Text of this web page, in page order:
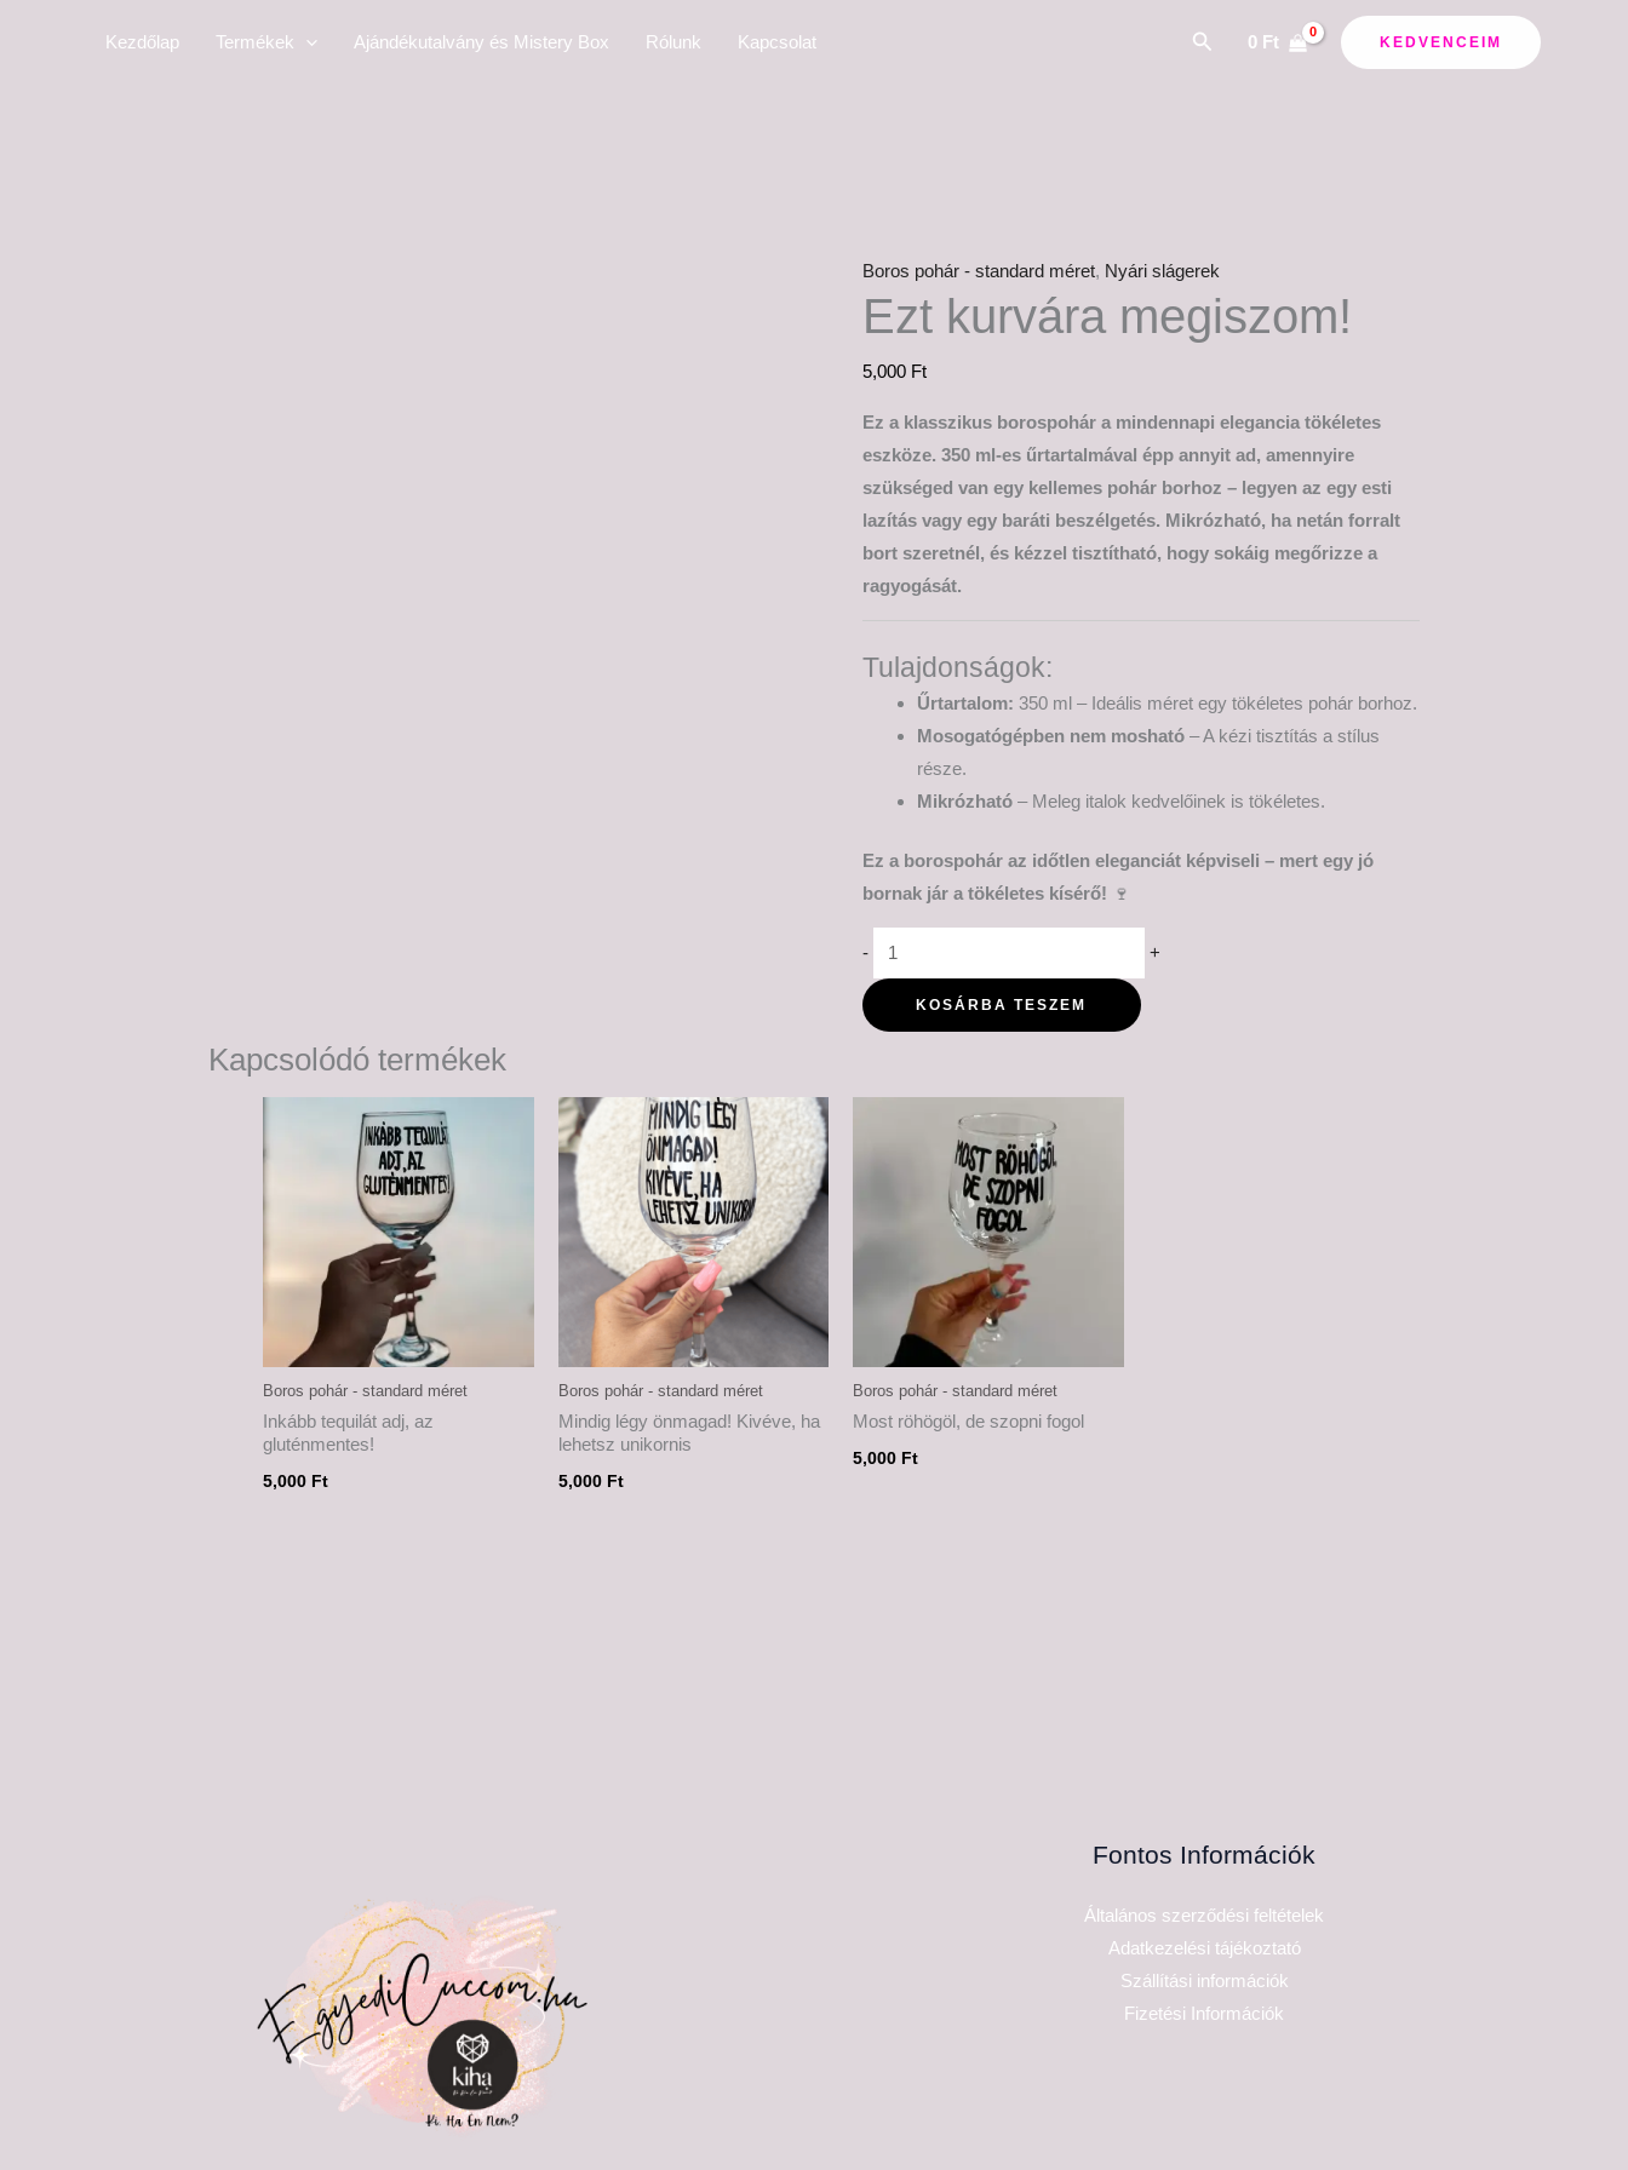
Kezdőlap Termékek Ajándékutalvány és Mistery Box Rólunk Kapcsolat Search
0 Ft KEDVENCEIM
Boros pohár - standard méret, Nyári slágerek
Ezt kurvára megiszom!
5,000 Ft
Ez a klasszikus borospohár a mindennapi elegancia tökéletes
eszköze. 350 ml-es űrtartalmával épp annyit ad, amennyire
szükséged van egy kellemes pohár borhoz – legyen az egy esti
lazítás vagy egy baráti beszélgetés. Mikrózható, ha netán forralt
bort szeretnél, és kézzel tisztítható, hogy sokáig megőrizze a
ragyogását.
Tulajdonságok:
Űrtartalom: 350 ml – Ideális méret egy tökéletes pohár borhoz.
Mosogatógépben nem mosható – A kézi tisztítás a stílus
része.
Mikrózható – Meleg italok kedvelőinek is tökéletes.
Ez a borospohár az időtlen eleganciát képviseli – mert egy jó
bornak jár a tökéletes kísérő! 🍷
- +
KOSÁRBA TESZEM
Kapcsolódó termékek
Boros pohár - standard méret
Inkább tequilát adj, az
gluténmentes!
5,000 Ft
Boros pohár - standard méret
Mindig légy önmagad! Kivéve, ha
lehetsz unikornis
5,000 Ft
Boros pohár - standard méret
Most röhögöl, de szopni fogol
5,000 Ft
Fontos Információk
Általános szerződési feltételek
Adatkezelési tájékoztató
Szállítási információk
Fizetési Információk